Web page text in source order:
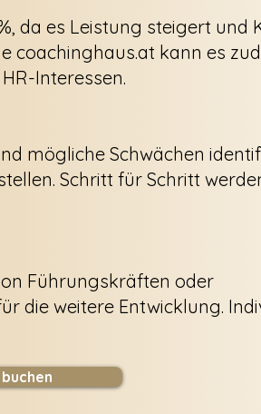
da es Leistung steigert und
coachinghaus.at kann es
Interessen.
mögliche Schwächen
Schritt für Schritt
Führungskräften oder
die weitere Entwicklung.